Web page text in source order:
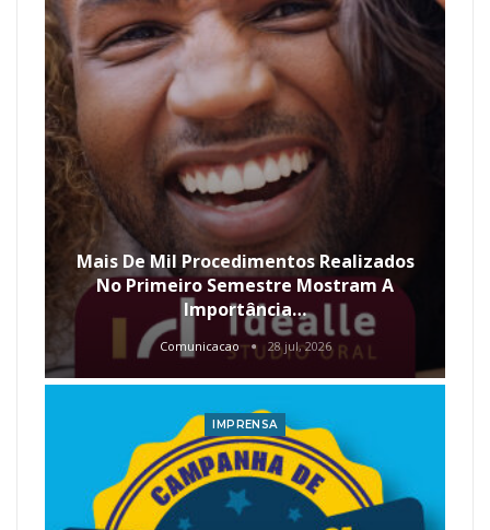
Mais De Mil Procedimentos Realizados
No Primeiro Semestre Mostram A
Importância…
Comunicacao 28 jul, 2026
IMPRENSA